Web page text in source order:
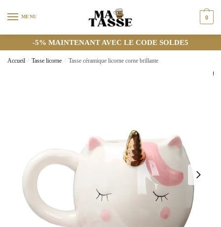
MENU 0
-5% MAINTENANT AVEC LE CODE SOLDE5
Accueil / Tasse licorne / Tasse céramique licorne corne brillante